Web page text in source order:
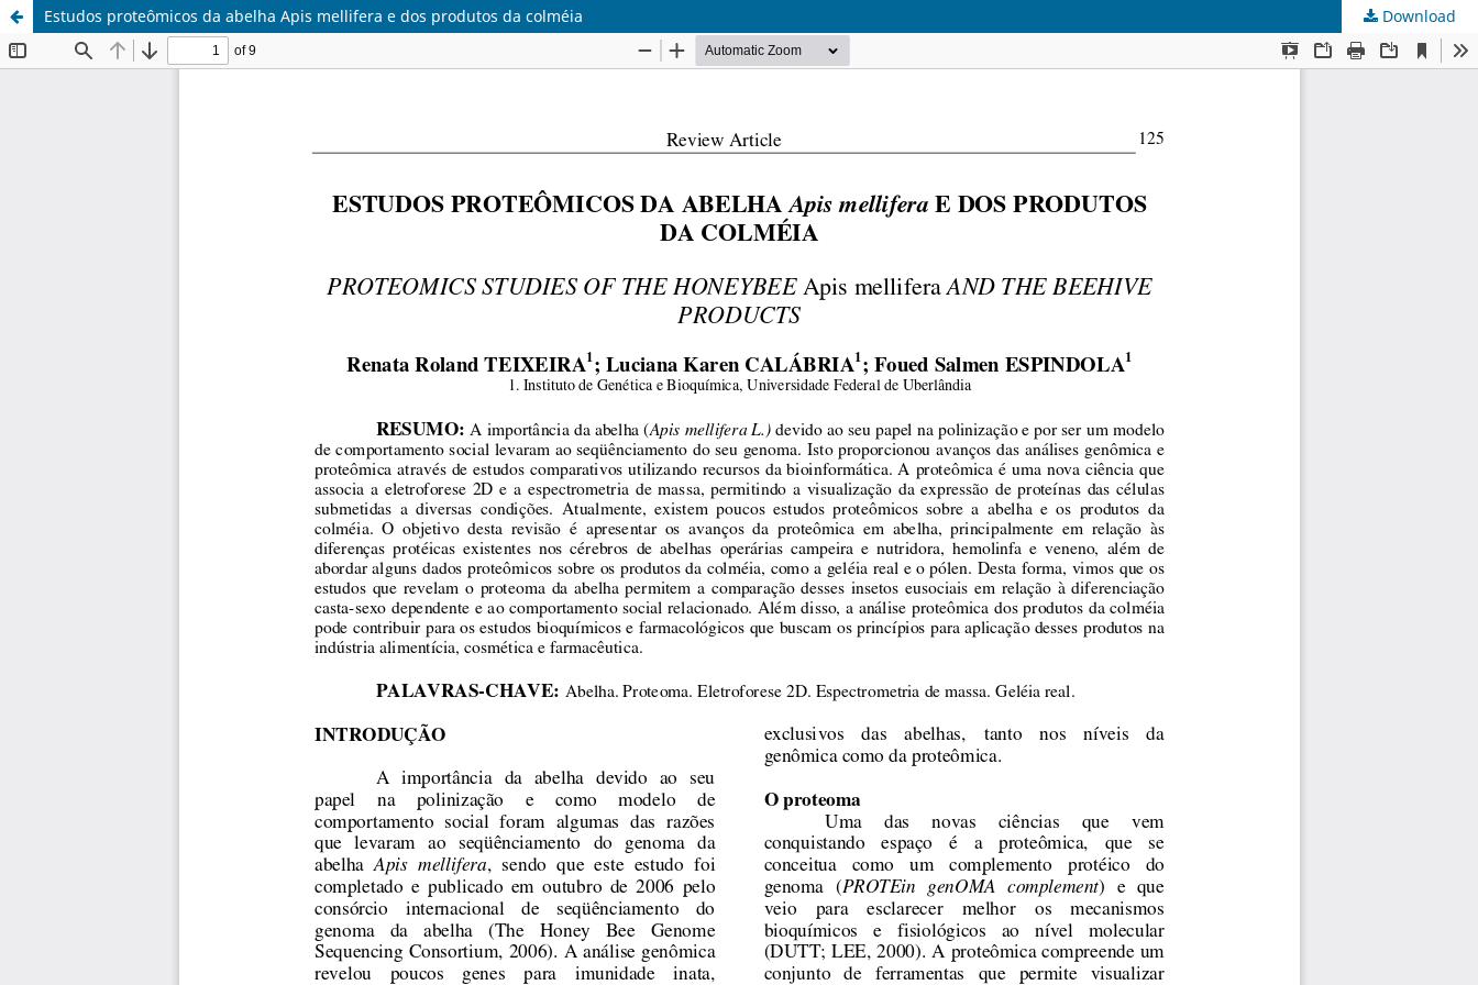
Estudos proteômicos da abelha Apis mellifera e dos produtos da colméia Download